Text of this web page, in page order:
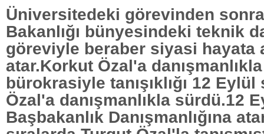
Üniversitedeki görevinden
Bakanlığı bünyesindeki teknik
göreviyle beraber siyasi hayata
atar.Korkut Özal'a
bürokrasiyle tanışıklığı 12 Eylül
Özal'a danışmanlıkla sürdü.12
Başbakanlık Danışmanlığına